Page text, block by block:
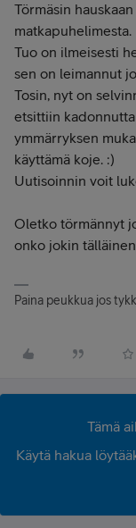
Törmäsin
matkapuhelimesta.
Tuo on ilmeisesti
sen on leimannut
Tosin, nyt on
etsittiin
ymmärryksen
käyttämä koje. :)
Uutisoinnin voit
Oletko törmännyt
onko jokin
Paina peukkua jos
Tämä
Käytä hakua